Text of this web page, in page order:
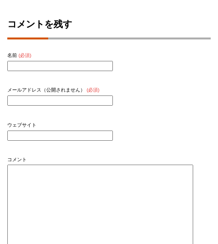
コメントを残す
名前 (必須)
メールアドレス（公開されません） (必須)
ウェブサイト
コメント